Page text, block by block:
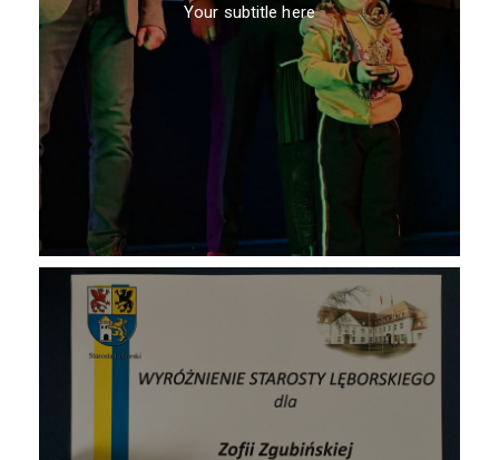
Your subtitle here